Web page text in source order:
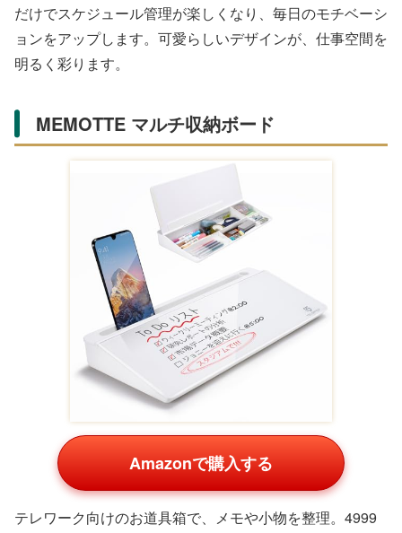
これらのノートは、創造性を刺激するツール。プレゼント
として、相手の日常を豊かにします。
デスク周りを彩る小物文房具
デスクを整理しつつおしゃれに演出する小物は、テレワー
クや在宅ワークが増えた今、注目のギフトです。実用性が
高く、Amazon・楽天の売れ筋です。
himekuri 2023年版